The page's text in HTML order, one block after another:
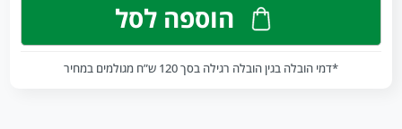
הוספה לסל
*דמי הובלה בגין הובלה רגילה בסך 120 ש”ח מגולמים במחיר